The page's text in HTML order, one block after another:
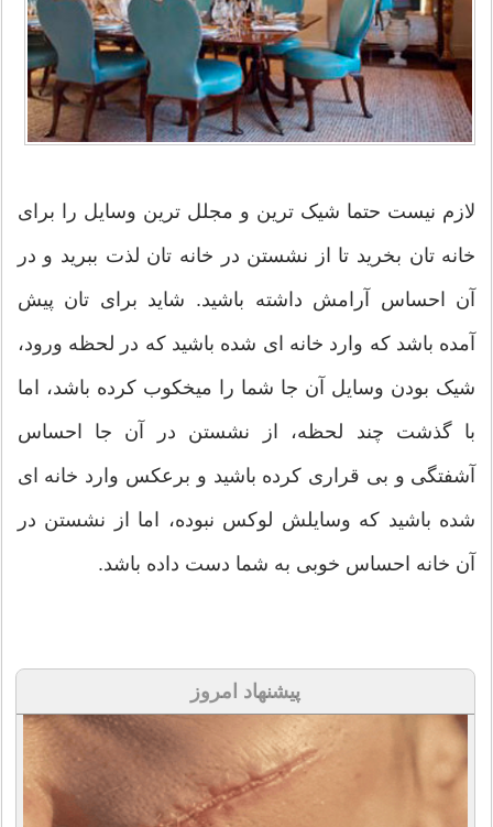
لازم نیست حتما شیک ترین و مجلل ترین وسایل را برای
خانه تان بخرید تا از نشستن در خانه تان لذت ببرید و در
آن احساس آرامش داشته باشید. شاید برای تان پیش
آمده باشد که وارد خانه ای شده باشید که در لحظه ورود،
شیک بودن وسایل آن جا شما را میخکوب کرده باشد، اما
با گذشت چند لحظه، از نشستن در آن جا احساس
آشفتگی و بی قراری کرده باشید و برعکس وارد خانه ای
شده باشید که وسایلش لوکس نبوده، اما از نشستن در
آن خانه احساس خوبی به شما دست داده باشد.
پیشنهاد امروز